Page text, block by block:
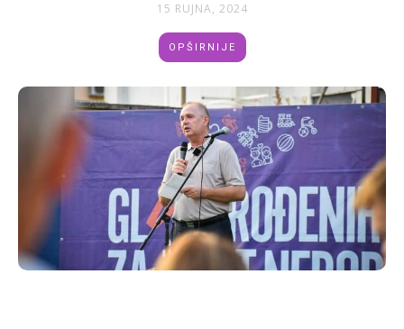
15 RUJNA, 2024
OPŠIRNIJE